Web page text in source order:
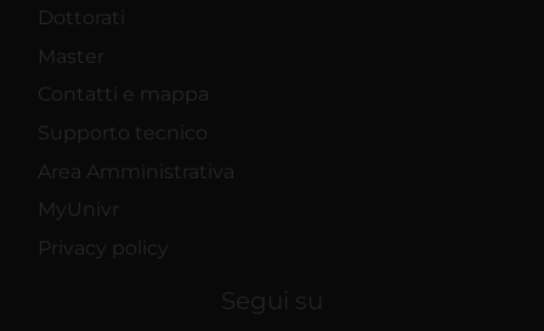
Dottorati
Master
Contatti e mappa
Supporto tecnico
Area Amministrativa
MyUnivr
Privacy policy
Segui su